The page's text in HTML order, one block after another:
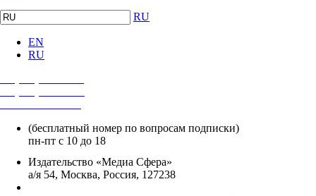
RU
EN
RU
(бесплатный номер по вопросам подписки)
пн-пт с 10 до 18
Издательство «Медиа Сфера»
а/я 54, Москва, Россия, 127238